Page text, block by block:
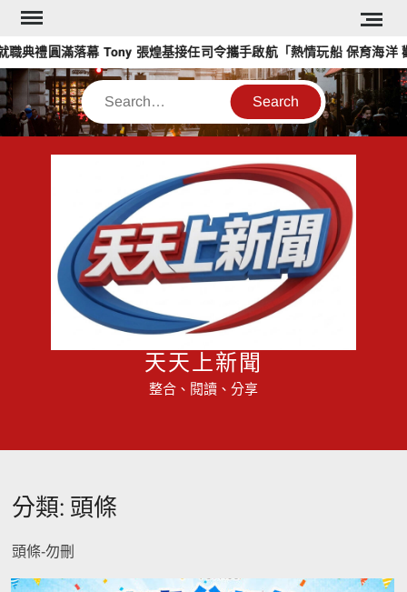
Skip
content
落幕 Tony 張煌基接任司令攜手啟航「熱情玩船 保育海洋 歡樂聯誼
Search
天天上新聞
整合、閱讀、分享
分類: 頭條
頭條-勿刪